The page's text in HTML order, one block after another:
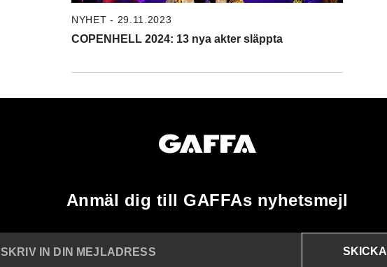
NYHET - 29.11.2023
COPENHELL 2024: 13 nya akter släppta
Anmäl dig till GAFFAs nyhetsmejl
SKRIV IN DIN MEJLADRESS
SKICKA